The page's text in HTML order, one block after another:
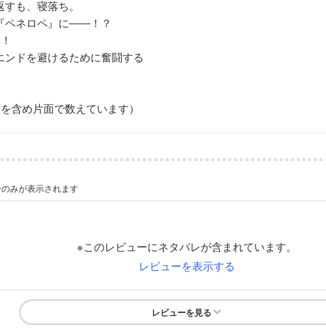
も、寝落ち。
ペネロペ』に――！？
ドを避けるために奮闘する
含め片面で数えています）
みが表示されます
※このレビューにネタバレが含まれています。
レビューを表示する
レビューを見る